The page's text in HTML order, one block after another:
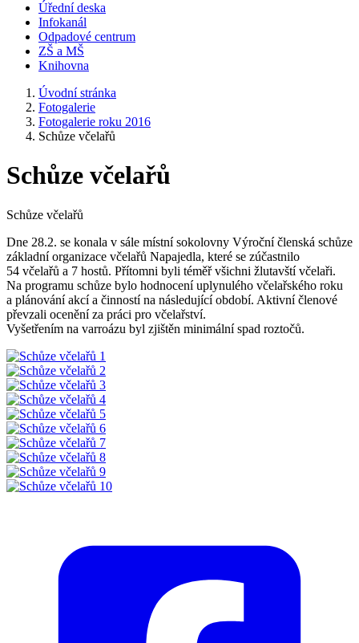
Úřední deska
Infokanál
Odpadové centrum
ZŠ a MŠ
Knihovna
Úvodní stránka
Fotogalerie
Fotogalerie roku 2016
Schůze včelařů
Schůze včelařů
Schůze včelařů
Dne 28.2. se konala v sále místní sokolovny Výroční členská schůze
základní organizace včelařů Napajedla, které se zúčastnilo
54 včelařů a 7 hostů. Přítomni byli téměř všichni žlutavští včelaři.
Na programu schůze bylo hodnocení uplynulého včelařského roku
a plánování akcí a činností na následující období. Aktivní členové
převzali ocenění za práci pro včelařství.
Vyšetřením na varroázu byl zjištěn minimální spad roztočů.